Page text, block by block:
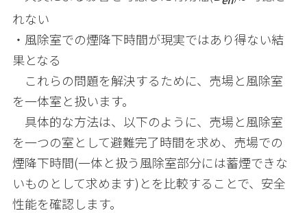
れない
・風除室での煙降下時間が現実ではあり得ない結
果となる
これらの問題を解決するために、売場と風除室
を一体室と扱います。
具体的な方法は、以下のように、売場と風除室
を一つの室として避難完了時間を求め、売場での
煙降下時間(一体と扱う風除室部分には蓄煙できな
いものとして求めます) とを比較することで、安全
性能を確認します。